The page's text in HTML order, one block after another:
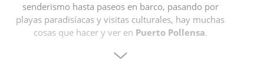
senderismo hasta paseos en barco, pasando por
playas paradisíacas y visitas culturales, hay muchas
cosas que hacer y ver en Puerto Pollensa.